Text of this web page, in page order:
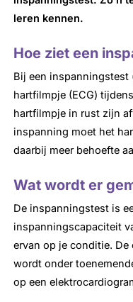
leren kennen.
Hoe ziet een
Bij een inspanningstest
hartfilmpje (ECG)
hartfilmpje in rust zijn
inspanning moet het
daarbij meer behoefte
Wat wordt er
De inspanningstest is
inspanningscapaciteit
ervan op je conditie.
wordt onder
op een